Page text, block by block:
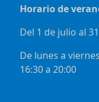
Horario de
Del 1 de julio al
De lunes a
16:30 a 20:00